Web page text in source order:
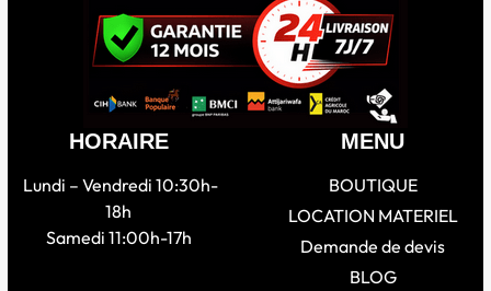
HORAIRE
Lundi – Vendredi 10:30h-
18h
Samedi 11:00h-17h
MENU
BOUTIQUE
LOCATION MATERIEL
Demande de devis
BLOG